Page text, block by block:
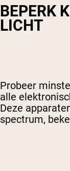
BEPERK
LICHT
Probeer
alle
Deze
spectrum,